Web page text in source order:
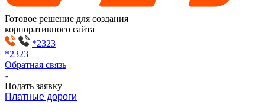
Готовое решение для создания
корпоративного сайта
*2323
*2323
Обратная связь
Подать заявку
Платные дороги